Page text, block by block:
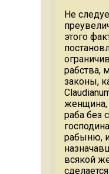
Не
этого
рабства,
законы,
раба без
рабыню,
всякой